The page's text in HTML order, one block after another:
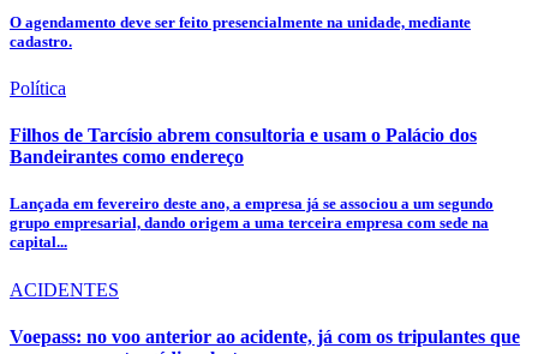
O agendamento deve ser feito presencialmente na unidade, mediante
cadastro.
Política
Filhos de Tarcísio abrem consultoria e usam o Palácio dos
Bandeirantes como endereço
Lançada em fevereiro deste ano, a empresa já se associou a um segundo
grupo empresarial, dando origem a uma terceira empresa com sede na
capital...
ACIDENTES
Voepass: no voo anterior ao acidente, já com os tripulantes que